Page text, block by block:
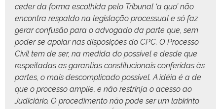
ced­er da for­ma escol­hi­da pelo Tri­bunal ‘a quo’ não
encon­tra respal­do na leg­is­lação proces­su­al e só faz
ger­ar con­fusão para o advo­ga­do da parte que, sem
poder se apoiar nas dis­posições do CPC. O Proces­so
Civ­il tem de ser, na medi­da do pos­sív­el e des­de que
respeitadas as garan­tias con­sti­tu­cionais con­feri­das às
partes, o mais descom­pli­ca­do pos­sív­el. A idéia é a de
que o proces­so amplie, e não restrin­ja o aces­so ao
Judi­ciário. O pro­ced­i­men­to não pode ser um labir­in­to